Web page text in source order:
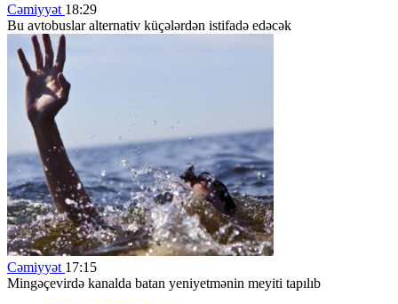
Cəmiyyət 18:29
Bu avtobuslar alternativ küçələrdən istifadə edəcək
Cəmiyyət 17:15
Mingəçevirdə kanalda batan yeniyetmənin meyiti tapılıb